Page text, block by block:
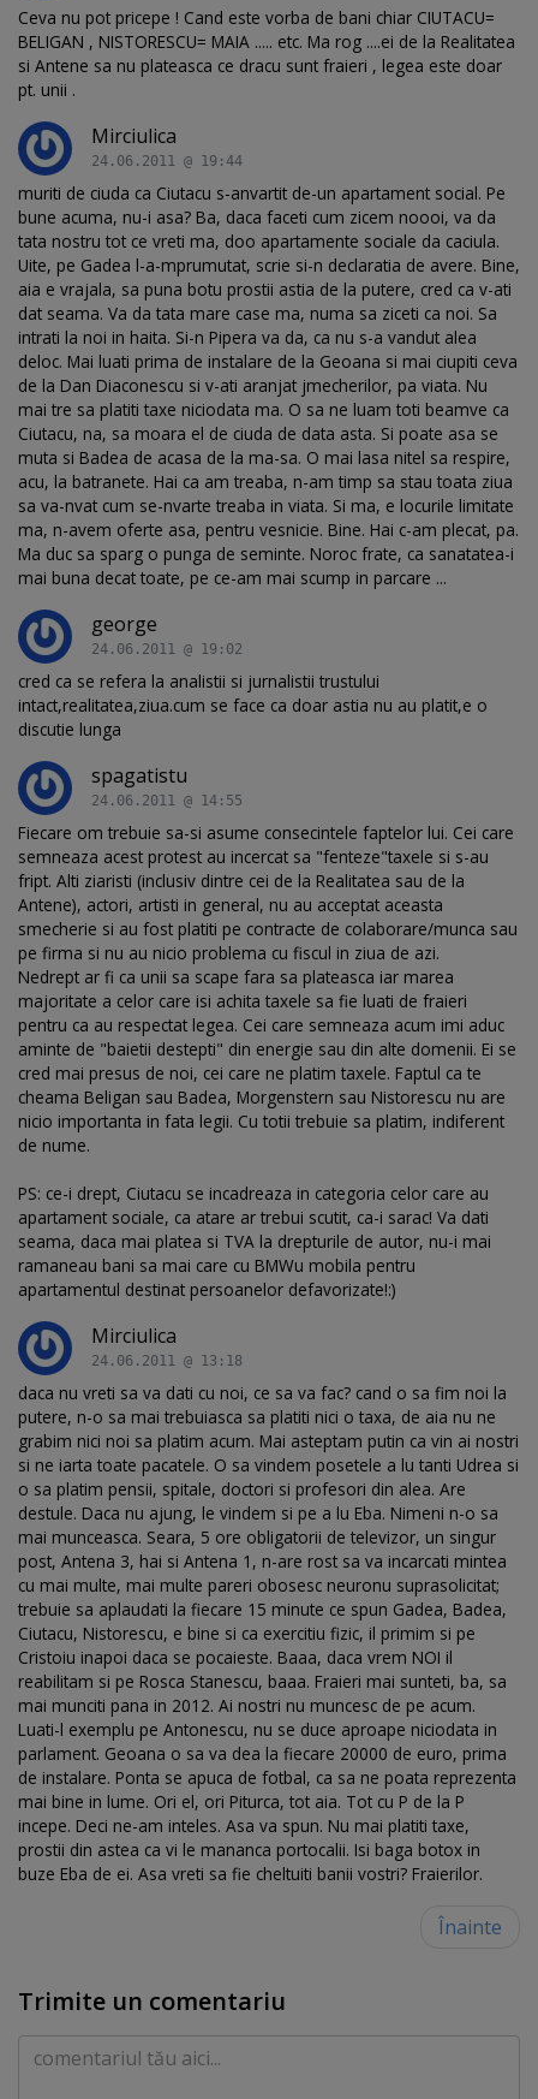
Ceva nu pot pricepe ! Cand este vorba de bani chiar CIUTACU=
BELIGAN , NISTORESCU= MAIA ..... etc. Ma rog ....ei de la Realitatea
si Antene sa nu plateasca ce dracu sunt fraieri , legea este doar
pt. unii .
Mirciulica
24.06.2011 @ 19:44
muriti de ciuda ca Ciutacu s-anvartit de-un apartament social. Pe
bune acuma, nu-i asa? Ba, daca faceti cum zicem noooi, va da
tata nostru tot ce vreti ma, doo apartamente sociale da caciula.
Uite, pe Gadea l-a-mprumutat, scrie si-n declaratia de avere. Bine,
aia e vrajala, sa puna botu prostii astia de la putere, cred ca v-ati
dat seama. Va da tata mare case ma, numa sa ziceti ca noi. Sa
intrati la noi in haita. Si-n Pipera va da, ca nu s-a vandut alea
deloc. Mai luati prima de instalare de la Geoana si mai ciupiti ceva
de la Dan Diaconescu si v-ati aranjat jmecherilor, pa viata. Nu
mai tre sa platiti taxe niciodata ma. O sa ne luam toti beamve ca
Ciutacu, na, sa moara el de ciuda de data asta. Si poate asa se
muta si Badea de acasa de la ma-sa. O mai lasa nitel sa respire,
acu, la batranete. Hai ca am treaba, n-am timp sa stau toata ziua
sa va-nvat cum se-nvarte treaba in viata. Si ma, e locurile limitate
ma, n-avem oferte asa, pentru vesnicie. Bine. Hai c-am plecat, pa.
Ma duc sa sparg o punga de seminte. Noroc frate, ca sanatatea-i
mai buna decat toate, pe ce-am mai scump in parcare ...
george
24.06.2011 @ 19:02
cred ca se refera la analistii si jurnalistii trustului
intact,realitatea,ziua.cum se face ca doar astia nu au platit,e o
discutie lunga
spagatistu
24.06.2011 @ 14:55
Fiecare om trebuie sa-si asume consecintele faptelor lui. Cei care
semneaza acest protest au incercat sa "fenteze"taxele si s-au
fript. Alti ziaristi (inclusiv dintre cei de la Realitatea sau de la
Antene), actori, artisti in general, nu au acceptat aceasta
smecherie si au fost platiti pe contracte de colaborare/munca sau
pe firma si nu au nicio problema cu fiscul in ziua de azi.
Nedrept ar fi ca unii sa scape fara sa plateasca iar marea
majoritate a celor care isi achita taxele sa fie luati de fraieri
pentru ca au respectat legea. Cei care semneaza acum imi aduc
aminte de "baietii destepti" din energie sau din alte domenii. Ei se
cred mai presus de noi, cei care ne platim taxele. Faptul ca te
cheama Beligan sau Badea, Morgenstern sau Nistorescu nu are
nicio importanta in fata legii. Cu totii trebuie sa platim, indiferent
de nume.
PS: ce-i drept, Ciutacu se incadreaza in categoria celor care au
apartament sociale, ca atare ar trebui scutit, ca-i sarac! Va dati
seama, daca mai platea si TVA la drepturile de autor, nu-i mai
ramaneau bani sa mai care cu BMWu mobila pentru
apartamentul destinat persoanelor defavorizate!:)
Mirciulica
24.06.2011 @ 13:18
daca nu vreti sa va dati cu noi, ce sa va fac? cand o sa fim noi la
putere, n-o sa mai trebuiasca sa platiti nici o taxa, de aia nu ne
grabim nici noi sa platim acum. Mai asteptam putin ca vin ai nostri
si ne iarta toate pacatele. O sa vindem posetele a lu tanti Udrea si
o sa platim pensii, spitale, doctori si profesori din alea. Are
destule. Daca nu ajung, le vindem si pe a lu Eba. Nimeni n-o sa
mai munceasca. Seara, 5 ore obligatorii de televizor, un singur
post, Antena 3, hai si Antena 1, n-are rost sa va incarcati mintea
cu mai multe, mai multe pareri obosesc neuronu suprasolicitat;
trebuie sa aplaudati la fiecare 15 minute ce spun Gadea, Badea,
Ciutacu, Nistorescu, e bine si ca exercitiu fizic, il primim si pe
Cristoiu inapoi daca se pocaieste. Baaa, daca vrem NOI il
reabilitam si pe Rosca Stanescu, baaa. Fraieri mai sunteti, ba, sa
mai munciti pana in 2012. Ai nostri nu muncesc de pe acum.
Luati-l exemplu pe Antonescu, nu se duce aproape niciodata in
parlament. Geoana o sa va dea la fiecare 20000 de euro, prima
de instalare. Ponta se apuca de fotbal, ca sa ne poata reprezenta
mai bine in lume. Ori el, ori Piturca, tot aia. Tot cu P de la P
incepe. Deci ne-am inteles. Asa va spun. Nu mai platiti taxe,
prostii din astea ca vi le mananca portocalii. Isi baga botox in
buze Eba de ei. Asa vreti sa fie cheltuiti banii vostri? Fraierilor.
Înainte
Trimite un comentariu
Comentariu